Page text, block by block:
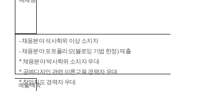
-채용분야 석사학위 이상 소지자
-채용분야 포트폴리오(블로잉 기법 한정)제출
*채용분야 박사학위 소지자 우대
* 공예디자인 관련 이론교육 경력자 우대
*창업지도 경력자 우대
예술대학